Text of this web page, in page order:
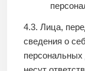
4.3. Лица,
сведения о
персональных